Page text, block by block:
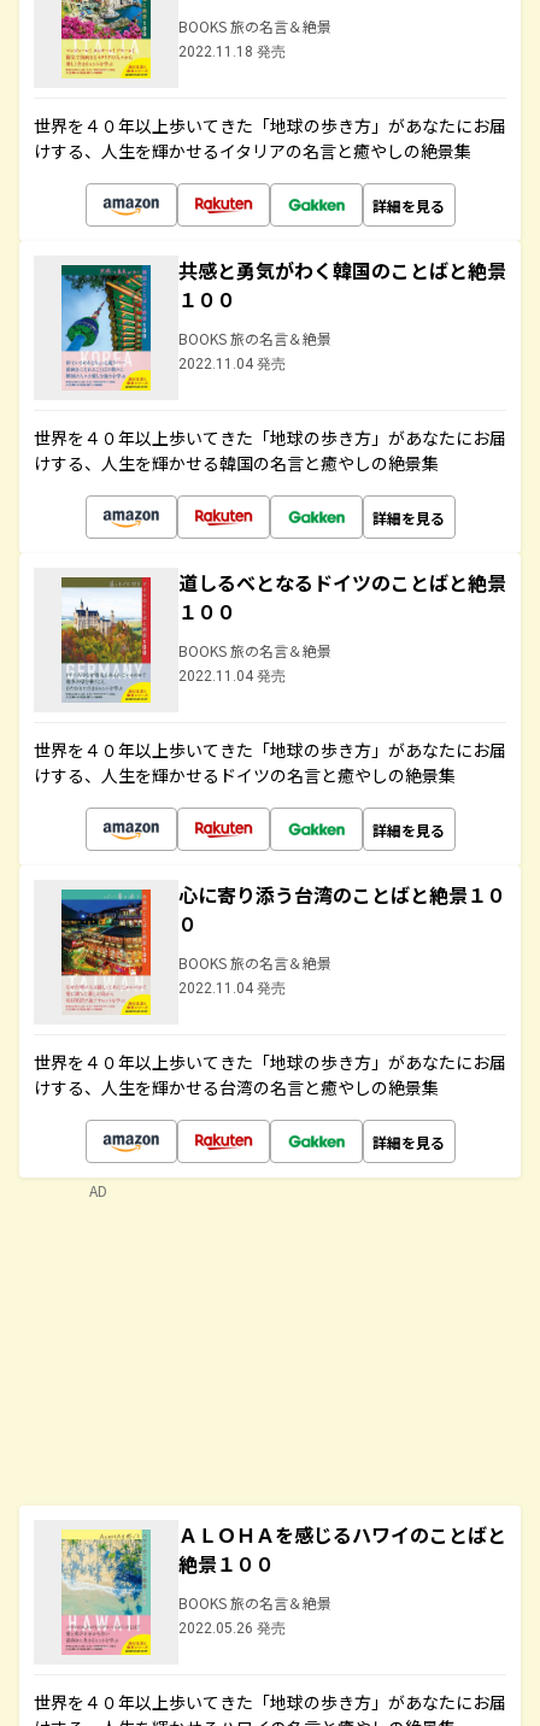
BOOKS 旅の名言＆絶景
2022.11.18 発売
世界を４０年以上歩いてきた「地球の歩き方」があなたにお届
けする、人生を輝かせるイタリアの名言と癒やしの絶景集
詳細を見る
共感と勇気がわく韓国のことばと絶景
１００
BOOKS 旅の名言＆絶景
2022.11.04 発売
世界を４０年以上歩いてきた「地球の歩き方」があなたにお届
けする、人生を輝かせる韓国の名言と癒やしの絶景集
詳細を見る
道しるべとなるドイツのことばと絶景
１００
BOOKS 旅の名言＆絶景
2022.11.04 発売
世界を４０年以上歩いてきた「地球の歩き方」があなたにお届
けする、人生を輝かせるドイツの名言と癒やしの絶景集
詳細を見る
心に寄り添う台湾のことばと絶景１０
０
BOOKS 旅の名言＆絶景
2022.11.04 発売
世界を４０年以上歩いてきた「地球の歩き方」があなたにお届
けする、人生を輝かせる台湾の名言と癒やしの絶景集
詳細を見る
ＡＬＯＨＡを感じるハワイのことばと
絶景１００
BOOKS 旅の名言＆絶景
2022.05.26 発売
世界を４０年以上歩いてきた「地球の歩き方」があなたにお届
AD